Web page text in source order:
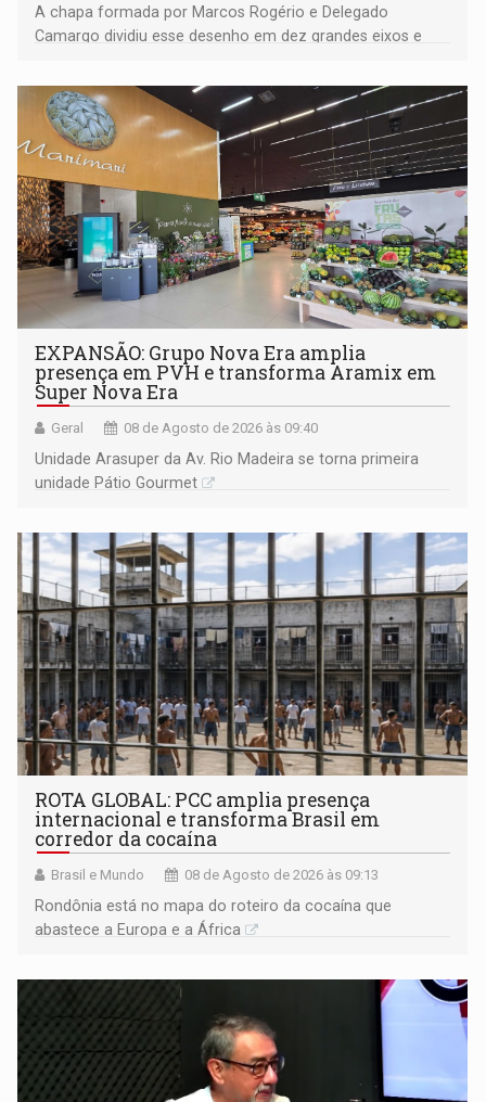
A chapa formada por Marcos Rogério e Delegado
Camargo dividiu esse desenho em dez grandes eixos e
EXPANSÃO: Grupo Nova Era amplia
presença em PVH e transforma Aramix em
Super Nova Era
Geral 08 de Agosto de 2026 às 09:40
Unidade Arasuper da Av. Rio Madeira se torna primeira
unidade Pátio Gourmet
ROTA GLOBAL: PCC amplia presença
internacional e transforma Brasil em
corredor da cocaína
Brasil e Mundo 08 de Agosto de 2026 às 09:13
Rondônia está no mapa do roteiro da cocaína que
abastece a Europa e a África